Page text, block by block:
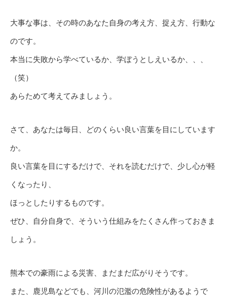
大事な事は、その時のあなた自身の考え方、捉え方、行動な
のです。
本当に失敗から学べているか、学ぼうとしえいるか、、、
（笑）
あらためて考えてみましょう。
さて、あなたは毎日、どのくらい良い言葉を目にしています
か。
良い言葉を目にするだけで、それを読むだけで、少し心が軽
くなったり、
ほっとしたりするものです。
ぜひ、自分自身で、そういう仕組みをたくさん作っておきま
しょう。
熊本での豪雨による災害、まだまだ広がりそうです。
また、鹿児島などでも、河川の氾濫の危険性があるようで